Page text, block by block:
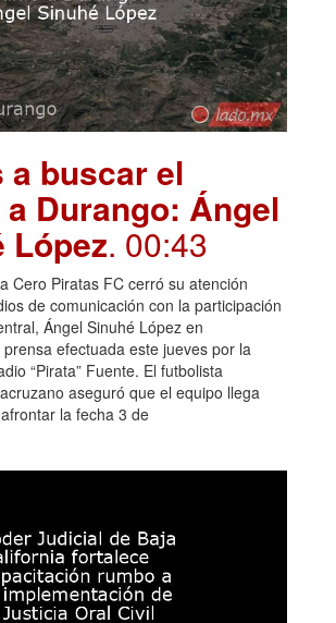
a buscar el
Durango: Ángel
López. 00:43
Cero Piratas FC cerró su atención
de comunicación con la participación
Ángel Sinuhé López en
efectuada este jueves por la
“Pirata” Fuente. El futbolista
aseguró que el equipo llega
la fecha 3 de